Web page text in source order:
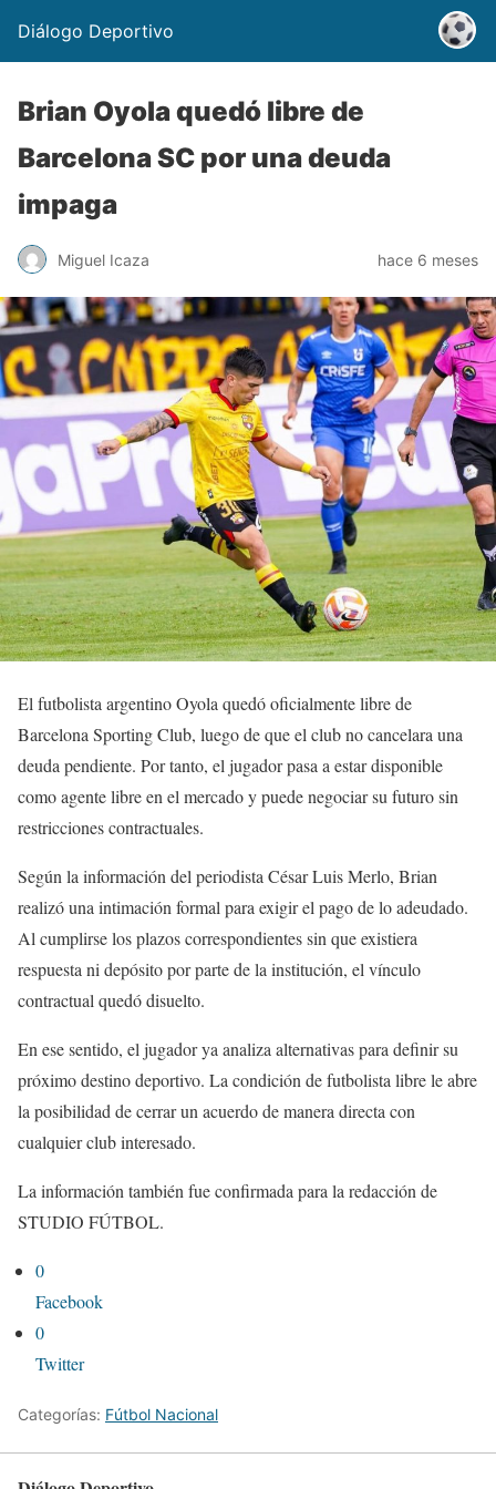
Diálogo Deportivo
Brian Oyola quedó libre de
Barcelona SC por una deuda
impaga
Miguel Icaza hace 6 meses
El futbolista argentino Oyola quedó oficialmente libre de
Barcelona Sporting Club, luego de que el club no cancelara una
deuda pendiente. Por tanto, el jugador pasa a estar disponible
como agente libre en el mercado y puede negociar su futuro sin
restricciones contractuales.
Según la información del periodista César Luis Merlo, Brian
realizó una intimación formal para exigir el pago de lo adeudado.
Al cumplirse los plazos correspondientes sin que existiera
respuesta ni depósito por parte de la institución, el vínculo
contractual quedó disuelto.
En ese sentido, el jugador ya analiza alternativas para definir su
próximo destino deportivo. La condición de futbolista libre le abre
la posibilidad de cerrar un acuerdo de manera directa con
cualquier club interesado.
La información también fue confirmada para la redacción de
STUDIO FÚTBOL.
0
Facebook
0
Twitter
Categorías: Fútbol Nacional